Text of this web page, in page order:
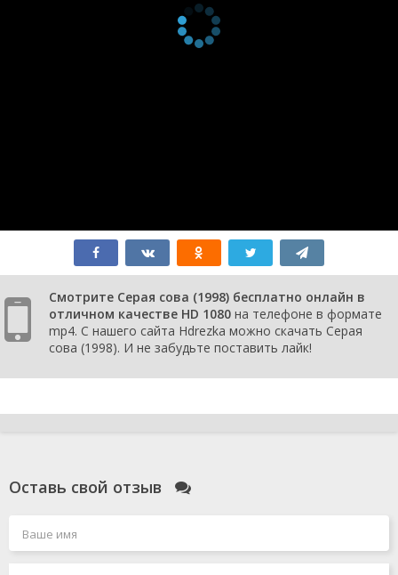
Смотрите Серая сова (1998) бесплатно онлайн в
отличном качестве HD 1080 на телефоне в формате
mp4. С нашего сайта Hdrezka можно скачать Серая
сова (1998). И не забудьте поставить лайк!
Оставь свой отзыв